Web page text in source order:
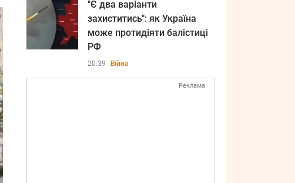
"Є два варіанти
захиститись": як Україна
може протидіяти балістиці
РФ
20:39 Війна
Реклама